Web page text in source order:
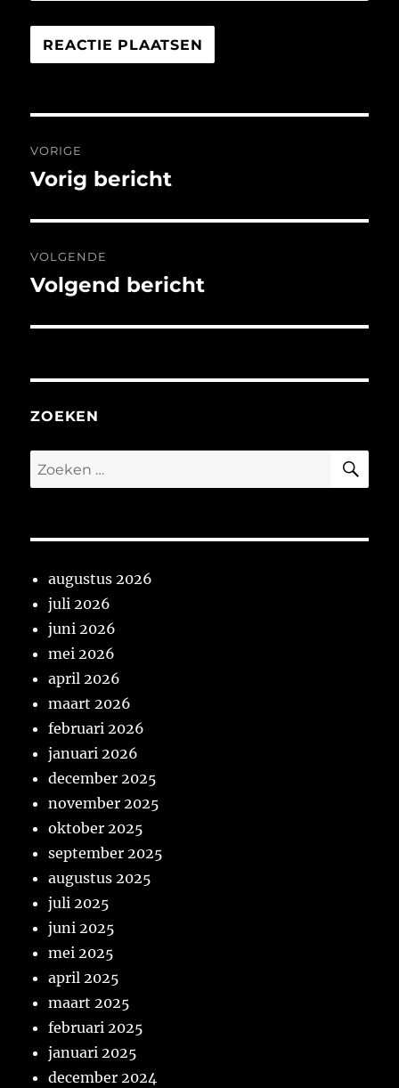
navigatie
VORIGE
Vorig
Vorig bericht
VOLGENDE
Volgend
Volgend bericht
ZOEKEN
Zoeken
naar:
augustus 2026
juli 2026
juni 2026
mei 2026
april 2026
maart 2026
februari 2026
januari 2026
december 2025
november 2025
oktober 2025
september 2025
augustus 2025
juli 2025
juni 2025
mei 2025
april 2025
maart 2025
februari 2025
januari 2025
december 2024